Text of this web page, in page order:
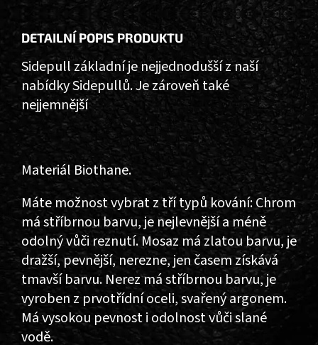
DETAILNÍ POPIS PRODUKTU
Sidepull základní je nejjednodušší z naší
nabídky Sidepullů. Je zároveň také
nejjemnější
Materiál Biothane.
Máte možnost vybrat z tří typů kování: Chrom
má stříbrnou barvu, je nejlevnější a méně
odolný vůči reznutí. Mosaz má zlatou barvu, je
dražší, pevnější, nerezne, jen časem získává
tmavší barvu. Nerez má stříbrnou barvu, je
vyroben z prvotřídní oceli, svařený argonem.
Má vysokou pevnost i odolnost vůči slané
vodě.